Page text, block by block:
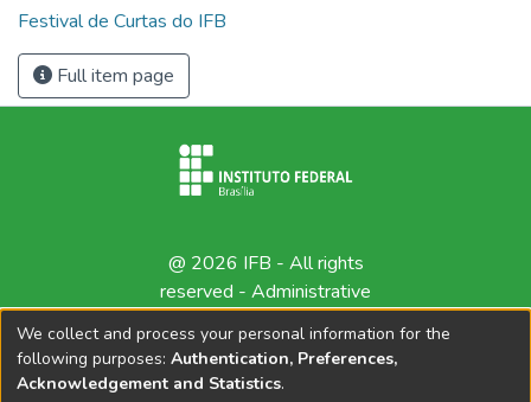
Festival de Curtas do IFB
Full item page
@ 2026 IFB - All rights
reserved - Administrative
We collect and process your personal information for the
following purposes: Authentication, Preferences,
Acknowledgement and Statistics.